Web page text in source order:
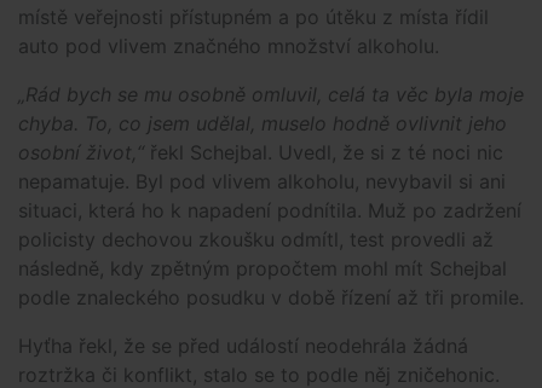
místě veřejnosti přístupném a po útěku z místa řídil
auto pod vlivem značného množství alkoholu.
„Rád bych se mu osobně omluvil, celá ta věc byla moje
chyba. To, co jsem udělal, muselo hodně ovlivnit jeho
osobní život,“ řekl Schejbal. Uvedl, že si z té noci nic
nepamatuje. Byl pod vlivem alkoholu, nevybavil si ani
situaci, která ho k napadení podnítila. Muž po zadržení
policisty dechovou zkoušku odmítl, test provedli až
následně, kdy zpětným propočtem mohl mít Schejbal
podle znaleckého posudku v době řízení až tři promile.
Hyťha řekl, že se před událostí neodehrála žádná
roztržka či konflikt, stalo se to podle něj zničehonic.